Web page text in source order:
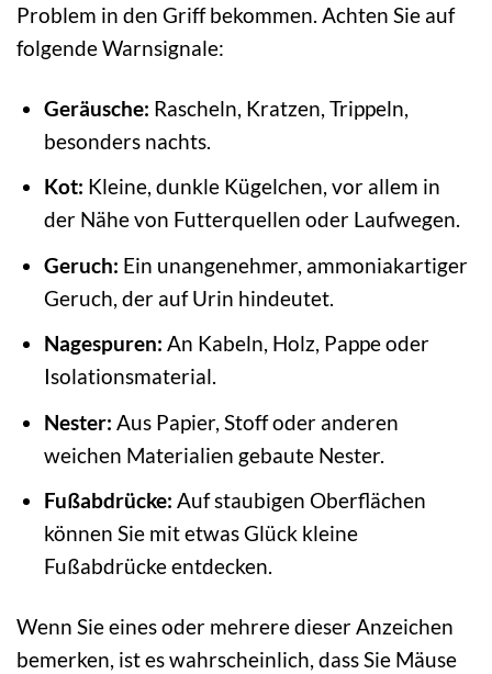
Problem in den Griff bekommen. Achten Sie auf
folgende Warnsignale:
Geräusche: Rascheln, Kratzen, Trippeln,
besonders nachts.
Kot: Kleine, dunkle Kügelchen, vor allem in
der Nähe von Futterquellen oder Laufwegen.
Geruch: Ein unangenehmer, ammoniakartiger
Geruch, der auf Urin hindeutet.
Nagespuren: An Kabeln, Holz, Pappe oder
Isolationsmaterial.
Nester: Aus Papier, Stoff oder anderen
weichen Materialien gebaute Nester.
Fußabdrücke: Auf staubigen Oberflächen
können Sie mit etwas Glück kleine
Fußabdrücke entdecken.
Wenn Sie eines oder mehrere dieser Anzeichen
bemerken, ist es wahrscheinlich, dass Sie Mäuse